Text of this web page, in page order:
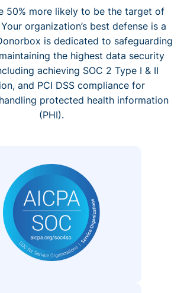
50% more likely to be the target of
organization’s best defense is a
is dedicated to safeguarding
the highest data security
achieving SOC 2 Type I & II
and PCI DSS compliance for
protected health information
(PHI).